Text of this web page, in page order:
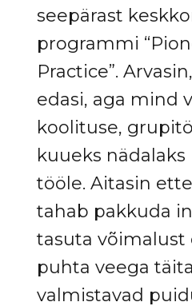
seepärast
programmi
Practice”.
edasi, aga mind
koolituse,
kuueks nädalaks
tööle. Aitasin
tahab pakkuda
tasuta
puhta veega
valmistavad